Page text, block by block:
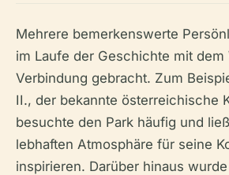
Mehrere bemerkenswerte
im Laufe der Geschichte mit dem
Verbindung gebracht. Zum
II., der bekannte österreichische
besuchte den Park häufig und
lebhaften Atmosphäre für seine
inspirieren. Darüber hinaus